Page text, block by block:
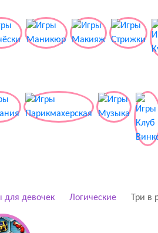
для девочек Логические Три в